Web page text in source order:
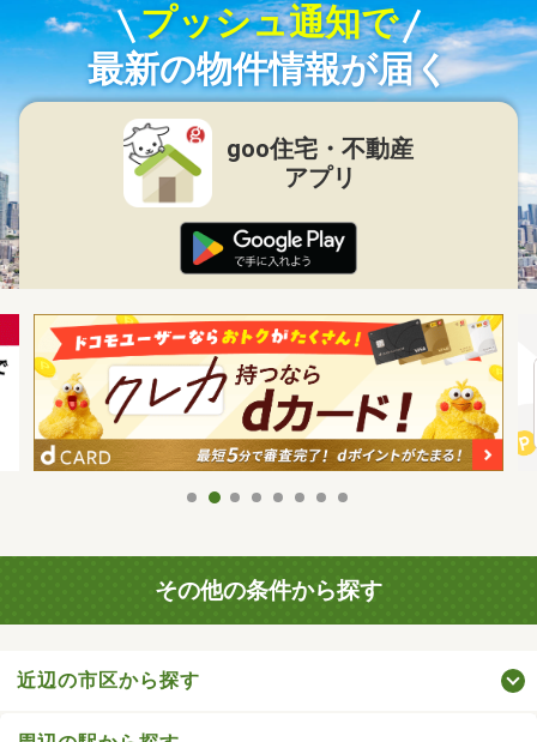
プッシュ通知で
最新の物件情報が届く
goo住宅・不動産
アプリ
その他の条件から探す
近辺の市区から探す